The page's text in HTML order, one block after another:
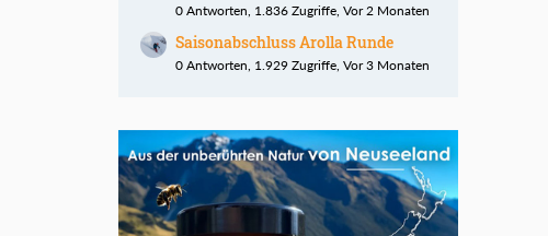
0 Antworten, 1.836 Zugriffe, Vor 2 Monaten
Saisonabschluss Arolla Runde
0 Antworten, 1.929 Zugriffe, Vor 3 Monaten